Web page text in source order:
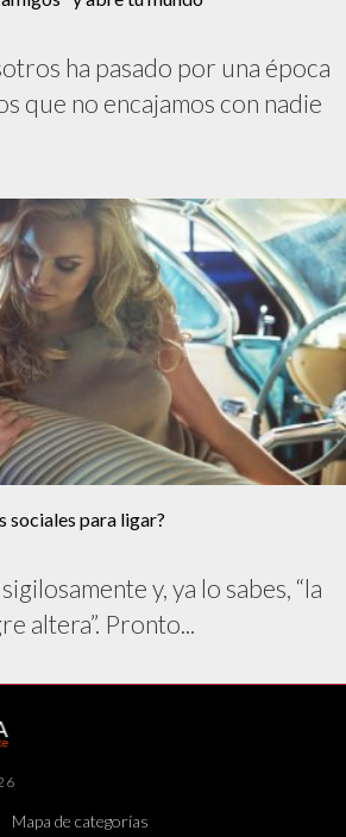
ha pasado por una época
que no encajamos con nadie
sociales para ligar?
y, ya lo sabes, “la
altera”. Pronto...
Mapa de categorías